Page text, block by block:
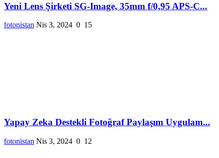
Yeni Lens Şirketi SG-Image, 35mm f/0,95 APS-C...
fotonistan Nis 3, 2024 0 15
Yapay Zeka Destekli Fotoğraf Paylaşım Uygulam...
fotonistan Nis 3, 2024 0 12